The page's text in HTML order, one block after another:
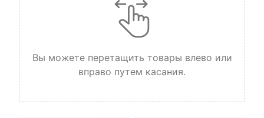
Вы можете перетащить товары влево или
вправо путем касания.